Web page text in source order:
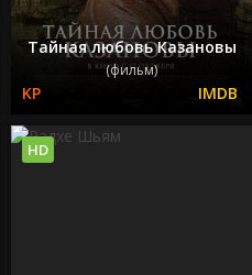
Тайная любовь Казановы
(фильм)
HD